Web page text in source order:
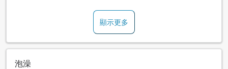
顯示更多
泡澡